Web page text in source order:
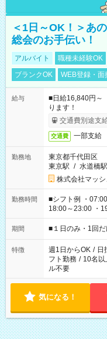
＜1日～OK！＞あ
総会のお手伝い！
アルバイト 職種未経験OK
ブランクOK
WEB登録・面
給与
■日給16,840円
ります！
交通費別途支
交通費 一部支給
勤務地
東京都千代田区
東京駅 / 水道橋駅
株式会社マッシ
勤務時間
■シフト例 ・
18:00～23:00 ・
etc ★最短で3時間で5,120円のお仕事から 15時間で2万円近く稼
げるお仕事も！ ご希望のお時間に合わせてご紹介！ ※シフトは
ください！
期間 ■１日のみ・1回だ
特徴 週1日からOK / 日
フト勤務 / 10名以
ル不要
気になる！